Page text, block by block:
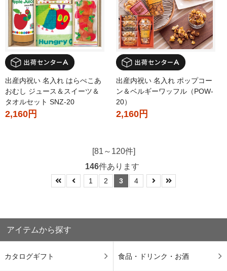
出産内祝い 名入れ はらぺこあ
おむし ジュース＆スイーツ＆
タオルセット SNZ-20
2,160円
出産内祝い 名入れ ポップコー
ン＆ベルギーワッフル（POW-
20）
2,160円
[81～120件]
146件あります
1 2 3 4
アイテムから探す
カタログギフト 食品・ドリンク・お酒